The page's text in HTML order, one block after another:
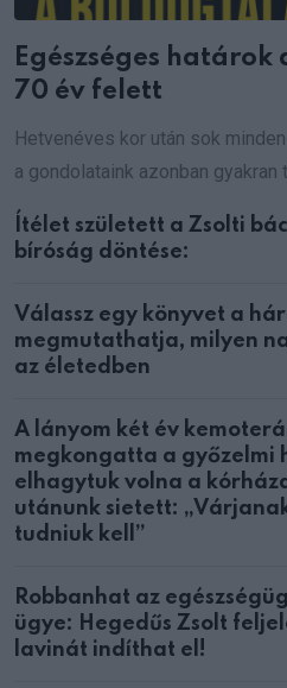
Egészséges
70 év felett
Hetvenéves kor után sok
a gondolataink azonban
Ítélet született a Zsolti
bíróság döntése:
Válassz egy könyvet a
megmutathatja, milyen
az életedben
A lányom két év
megkongatta a győzelmi
elhagytuk volna a
utánunk sietett:
tudniuk kell”
Robbanhat az
ügye: Hegedűs Zsolt
lavinát indíthat el!